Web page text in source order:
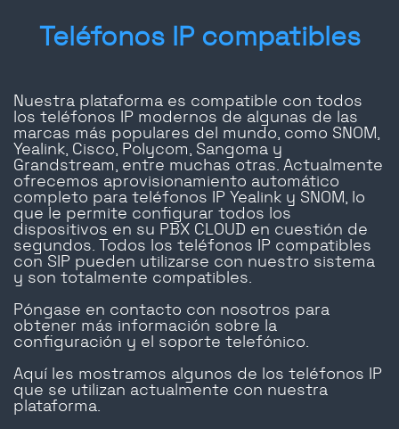
Teléfonos IP compatibles
Nuestra plataforma es compatible con todos
los teléfonos IP modernos de algunas de las
marcas más populares del mundo, como SNOM,
Yealink, Cisco, Polycom, Sangoma y
Grandstream, entre muchas otras. Actualmente
ofrecemos aprovisionamiento automático
completo para teléfonos IP Yealink y SNOM, lo
que le permite configurar todos los
dispositivos en su PBX CLOUD en cuestión de
segundos. Todos los teléfonos IP compatibles
con SIP pueden utilizarse con nuestro sistema
y son totalmente compatibles.
Póngase en contacto con nosotros para
obtener más información sobre la
configuración y el soporte telefónico.
Aquí les mostramos algunos de los teléfonos IP
que se utilizan actualmente con nuestra
plataforma.